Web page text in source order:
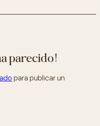
parecido!
para publicar un